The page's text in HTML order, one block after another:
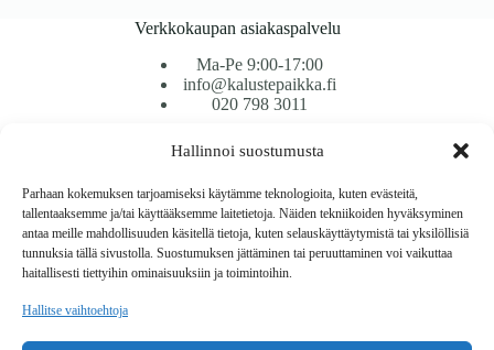
Hallinnoi suostumusta
Parhaan kokemuksen tarjoamiseksi käytämme teknologioita, kuten evästeitä,
tallentaaksemme ja/tai käyttääksemme laitetietoja. Näiden tekniikoiden hyväksyminen
antaa meille mahdollisuuden käsitellä tietoja, kuten selauskäyttäytymistä tai yksilöllisiä
tunnuksia tällä sivustolla. Suostumuksen jättäminen tai peruuttaminen voi vaikuttaa
haitallisesti tiettyihin ominaisuuksiin ja toimintoihin.
Hallitse vaihtoehtoja
Verkkokaupan asiakaspalvelu
Ma-Pe 9:00-17:00
info@kalustepaikka.fi
020 798 3011
Tavarantoimitus / Maksutavat
Toimitustavat
Maksutavat
Vaihto ja palautus
Reklamaatiot